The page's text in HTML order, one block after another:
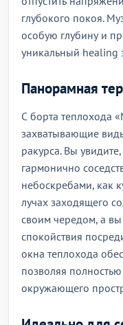
глубокого покоя.
особую глубину и
уникальный healing
Панорамная
С борта теплохода
захватывающие
ракурса. Вы
гармонично
небоскребами, как
лучах заходящего
своим чередом, а вы
спокойствия
окна теплохода
позволяя
окружающего